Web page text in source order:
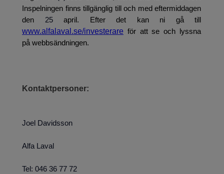
Inspelningen finns tillgänglig till och med eftermiddagen
den 25april. Efter det kan ni gå till
www.alfalaval.se/investerare för att se och lyssna
på webbsändningen.
Kontaktpersoner:
Joel Davidsson
Alfa Laval
Tel: 046 36 77 72